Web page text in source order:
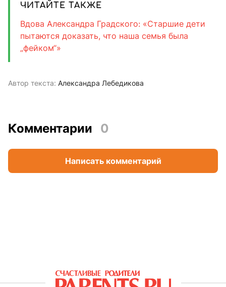
ЧИТАЙТЕ ТАКЖЕ
Вдова Александра Градского: «Старшие дети
пытаются доказать, что наша семья была
„фейком“»
Автор текста: Александра Лебедикова
Комментарии 0
Написать комментарий